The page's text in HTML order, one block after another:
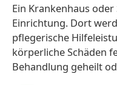
Ein Krankenhaus
Einrichtung. Dort
pflegerische
körperliche Schäden
Behandlung geheilt